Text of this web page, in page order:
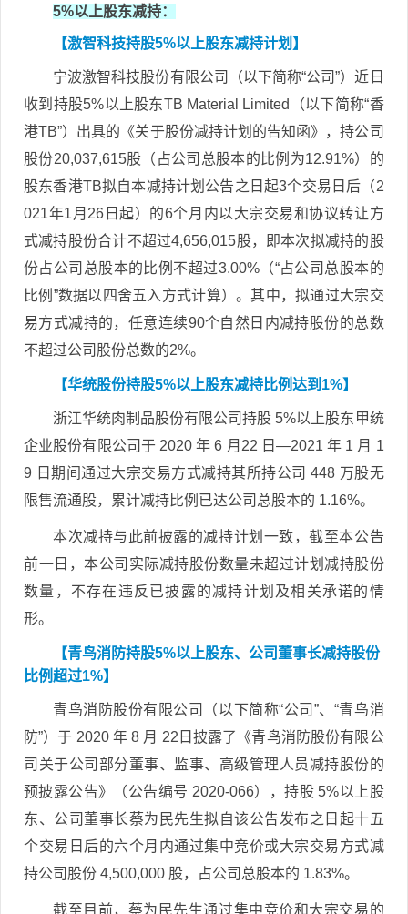
5%以上股东减持：
【激智科技持股5%以上股东减持计划】
宁波激智科技股份有限公司（以下简称“公司”）近日
收到持股5%以上股东TB Material Limited（以下简称“香
港TB”）出具的《关于股份减持计划的告知函》，持公司
股份20,037,615股（占公司总股本的比例为12.91%）的
股东香港TB拟自本减持计划公告之日起3个交易日后（2
021年1月26日起）的6个月内以大宗交易和协议转让方
式减持股份合计不超过4,656,015股，即本次拟减持的股
份占公司总股本的比例不超过3.00%（“占公司总股本的
比例”数据以四舍五入方式计算）。其中，拟通过大宗交
易方式减持的，任意连续90个自然日内减持股份的总数
不超过公司股份总数的2%。
【华统股份持股5%以上股东减持比例达到1%】
浙江华统肉制品股份有限公司持股 5%以上股东甲统
企业股份有限公司于 2020 年 6 月22 日—2021 年 1 月 1
9 日期间通过大宗交易方式减持其所持公司 448 万股无
限售流通股，累计减持比例已达公司总股本的 1.16%。
本次减持与此前披露的减持计划一致，截至本公告
前一日，本公司实际减持股份数量未超过计划减持股份
数量，不存在违反已披露的减持计划及相关承诺的情
形。
【青鸟消防持股5%以上股东、公司董事长减持股份
比例超过1%】
青鸟消防股份有限公司（以下简称“公司”、“青鸟消
防”）于 2020 年 8 月 22日披露了《青鸟消防股份有限公
司关于公司部分董事、监事、高级管理人员减持股份的
预披露公告》（公告编号 2020-066），持股 5%以上股
东、公司董事长蔡为民先生拟自该公告发布之日起十五
个交易日后的六个月内通过集中竞价或大宗交易方式减
持公司股份 4,500,000 股，占公司总股本的 1.83%。
截至目前，蔡为民先生通过集中竞价和大宗交易的